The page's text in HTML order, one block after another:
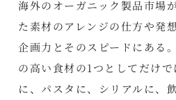
海外のオーガニック製品市場
た素材のアレンジの仕方や発
企画力とそのスピードにある
の高い食材の1つとしてだけ
に、パスタに、シリアルに、